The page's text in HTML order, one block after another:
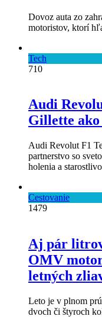
Dovoz auta zo
motoristov, ktorí
Tech
710
Audi
Gillette
Audi Revolut F1
partnerstvo so
holenia a
Cestovanie
1479
Aj pár
OMV
letných
Leto je v plnom
dvoch či štyroch